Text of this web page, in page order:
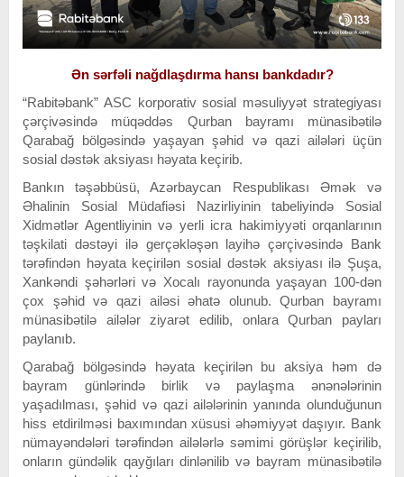
Ən sərfəli nağdlaşdırma hansı bankdadır?
“Rabitəbank” ASC korporativ sosial məsuliyyət strategiyası
çərçivəsində müqəddəs Qurban bayramı münasibətilə
Qarabağ bölgəsində yaşayan şəhid və qazi ailələri üçün
sosial dəstək aksiyası həyata keçirib.
Bankın təşəbbüsü, Azərbaycan Respublikası Əmək və
Əhalinin Sosial Müdafiəsi Nazirliyinin tabeliyində Sosial
Xidmətlər Agentliyinin və yerli icra hakimiyyəti orqanlarının
təşkilati dəstəyi ilə gerçəkləşən layihə çərçivəsində Bank
tərəfindən həyata keçirilən sosial dəstək aksiyası ilə Şuşa,
Xankəndi şəhərləri və Xocalı rayonunda yaşayan 100-dən
çox şəhid və qazi ailəsi əhatə olunub. Qurban bayramı
münasibətilə ailələr ziyarət edilib, onlara Qurban payları
paylanıb.
Qarabağ bölgəsində həyata keçirilən bu aksiya həm də
bayram günlərində birlik və paylaşma ənənələrinin
yaşadılması, şəhid və qazi ailələrinin yanında olunduğunun
hiss etdirilməsi baxımından xüsusi əhəmiyyət daşıyır. Bank
nümayəndələri tərəfindən ailələrlə səmimi görüşlər keçirilib,
onların gündəlik qayğıları dinlənilib və bayram münasibətilə